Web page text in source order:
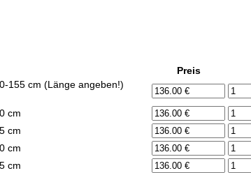
Preis
155 cm (Länge angeben!)
cm
cm
cm
cm